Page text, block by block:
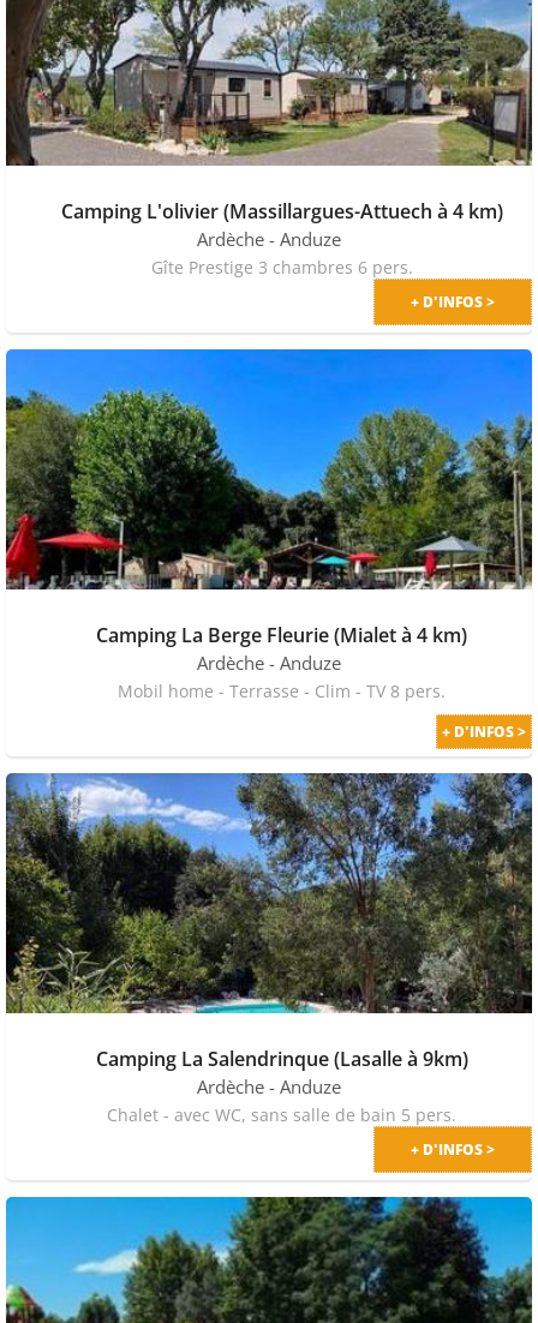
Camping L'olivier (Massillargues-Attuech à 4 km)
Ardèche - Anduze
Gîte Prestige 3 chambres 6 pers.
+ D'INFOS >
Camping La Berge Fleurie (Mialet à 4 km)
Ardèche - Anduze
Mobil home - Terrasse - Clim - TV 8 pers.
PRIX MALIN
+ D'INFOS >
Camping La Salendrinque (Lasalle à 9km)
Ardèche - Anduze
Chalet - avec WC, sans salle de bain 5 pers.
+ D'INFOS >